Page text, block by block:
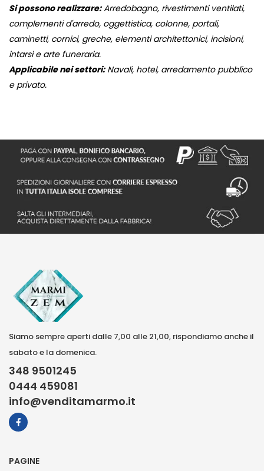
Si possono realizzare:Arredobagno, rivestimenti ventilati,
complementi d'arredo, oggettistica, colonne, portali,
caminetti, cornici, greche, elementi architettonici, incisioni,
intarsi e arte funeraria.
Applicabile nei settori:Navali, hotel, arredamento pubblico
e privato.
Siamo sempre aperti dalle 7,00 alle 21,00, rispondiamo anche il
sabato e la domenica.
348 9501245
0444 459081
info@venditamarmo.it
PAGINE